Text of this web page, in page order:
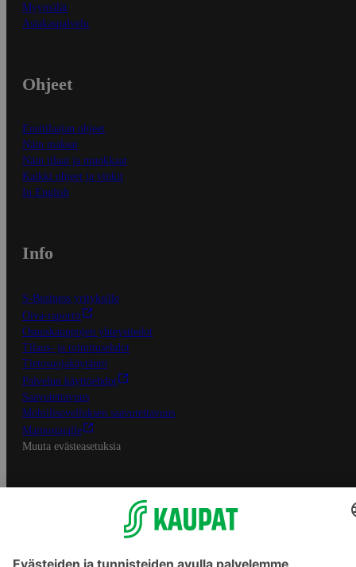
Myymälät
Asiakaspalvelu
Ohjeet
Ensitilaajan ohjeet
Näin maksat
Näin tilaat ja muokkaat
Kaikki ohjeet ja vinkit
In English
Info
S-Business yrityksille
Oiva-raportit
Osuuskauppojen yhteystiedot
Tilaus- ja toimitusehdot
Tietosuojakäytäntö
Palvelun käyttöehdot
Saavutettavuus
Mobiilisovelluksen saavutettavuus
Mainostajalle
Muuta evästeasetuksia
S-ryhmän palvelut